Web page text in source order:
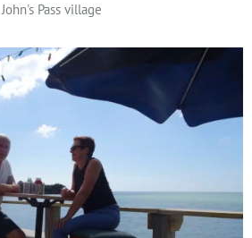
John's Pass village